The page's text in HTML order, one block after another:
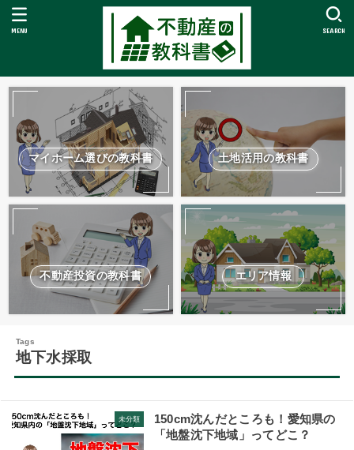
SEARCH
MENU
マイホーム選びの教科書 土地活用の教科書
不動産投資の教科書 エリア情報
地下水採取
未分類
150cm沈んだところも！愛知県の
「地盤沈下地域」ってどこ？